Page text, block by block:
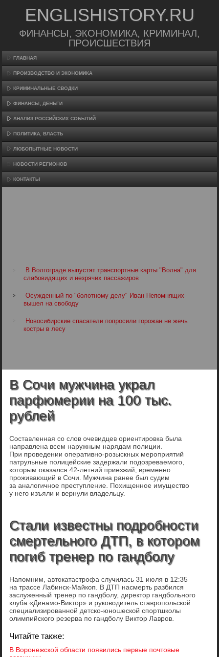
ENGLISHISTORY.RU
ФИНАНСЫ, ЭКОНОМИКА, КРИМИНАЛ,
ПРОИСШЕСТВИЯ
ГЛАВНАЯ
ПРОИЗВΟДСТВО И ЭКОНОМИКА
КРИМИНАЛЬНЫЕ СВОДКИ
ФИНАНСЫ, ДЕНЬГИ
АНАЛИЗ РОССИЙСКИХ СОБЫТИЙ
ПОЛИТИКА, ВЛАСТЬ
ЛЮБОПЫТНЫЕ НОВОСТИ
НОВОСТИ РЕГИОНОВ
КОНТАКТЫ
В Волгограде выпустят транспортные карты "Волна" для
слабовидящих и незрячих пассажиров
Осужденный по "болотному делу" Иван Непомнящих
вышел на свободу
Новосибирские спасатели попросили горожан не жечь
костры в лесу
В Сочи мужчина украл
парфюмерии на 100 тыс.
рублей
Составленная со слов очевидцев ориентировка была
направлена всем наружным нарядам полиции.
При проведении оперативно-розыскных мероприятий
патрульные полицейские задержали подозреваемого,
которым оказался 42-летний приезжий, временно
проживающий в Сочи. Мужчина ранее был судим
за аналогичное преступление. Похищенное имущество
у него изъяли и вернули владельцу.
Стали известны подробности
смертельного ДТП, в котором
погиб тренер по гандболу
Напомним, автокатастрофа случилась 31 июля в 12:35
на трассе Лабинск-Майкоп. В ДТП насмерть разбился
заслуженный тренер по гандболу, директор гандбольного
клуба «Динамо-Виктор» и руководитель ставропольской
специализированной детско-юношеской спортшколы
олимпийского резерва по гандболу Виктор Лавров.
Читайте также:
В Воронежской области появились первые почтовые